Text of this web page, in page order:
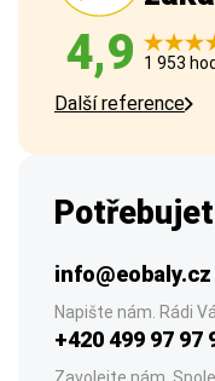
4,9 1 953
Další reference
info@eobaly.cz
Napište nám. Rádi
+420 499 97 97